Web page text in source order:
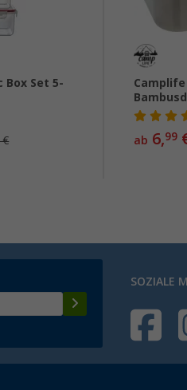
Box Set 5-
€ ab 6,99
SOZIALE